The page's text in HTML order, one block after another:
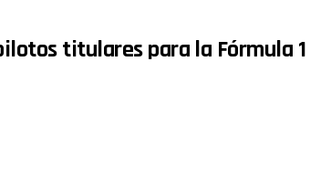
titulares para la Fórmula 1